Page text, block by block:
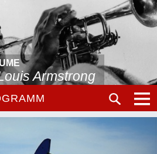
Armstrong